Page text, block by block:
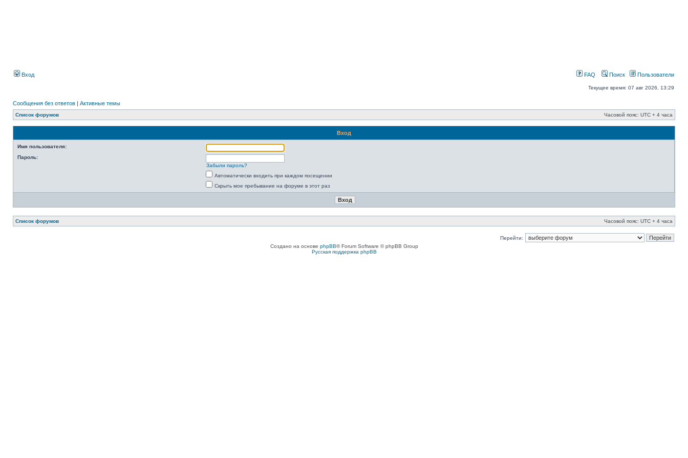
Вход FAQ Поиск Пользователи
Текущее время: 07 авг 2026, 13:29
Сообщения без ответов | Активные темы
Список форумов Часовой пояс: UTC + 4 часа
Вход
Имя пользователя:
Пароль:
Забыли пароль?
Автоматически входить при каждом посещении
Скрыть мое пребывание на форуме в этот раз
Список форумов Часовой пояс: UTC + 4 часа
Перейти:
Создано на основе phpBB® Forum Software © phpBB Group
Русская поддержка phpBB